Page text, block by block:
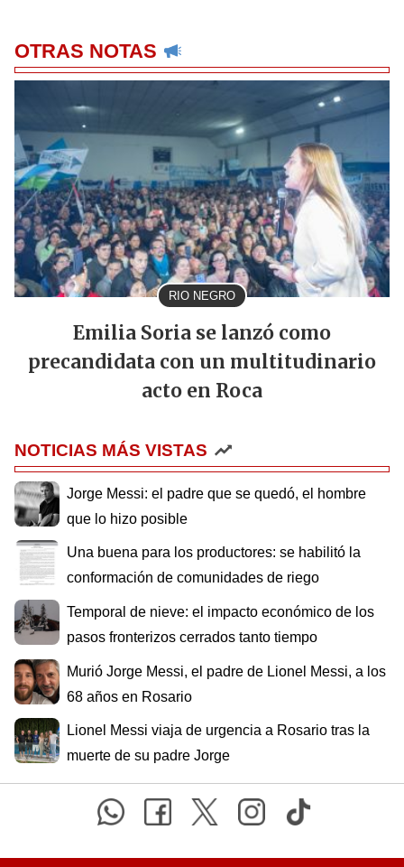
OTRAS NOTAS
RIO NEGRO
Emilia Soria se lanzó como
precandidata con un multitudinario
acto en Roca
NOTICIAS MÁS VISTAS
Jorge Messi: el padre que se quedó, el hombre
que lo hizo posible
Una buena para los productores: se habilitó la
conformación de comunidades de riego
Temporal de nieve: el impacto económico de los
pasos fronterizos cerrados tanto tiempo
Murió Jorge Messi, el padre de Lionel Messi, a los
68 años en Rosario
Lionel Messi viaja de urgencia a Rosario tras la
muerte de su padre Jorge